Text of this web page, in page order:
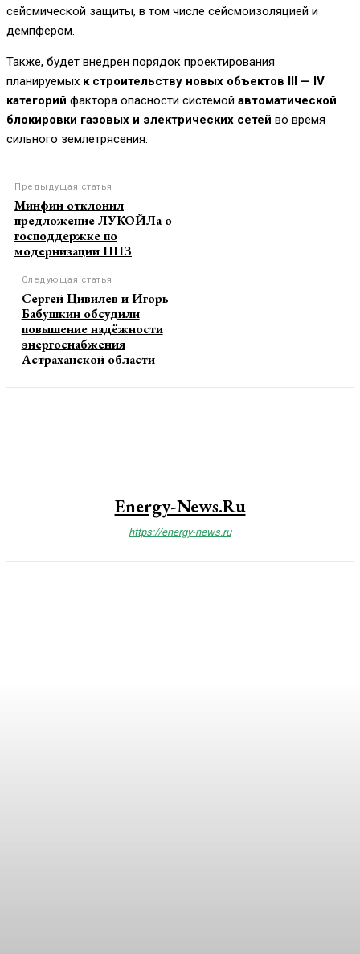
сейсмической защиты, в том числе сейсмоизоляцией и
демпфером.
Также, будет внедрен порядок проектирования
планируемых к строительству новых объектов III — IV
категорий фактора опасности системой автоматической
блокировки газовых и электрических сетей во время
сильного землетрясения.
Предыдущая статья
Минфин отклонил
предложение ЛУКОЙЛа о
господдержке по
модернизации НПЗ
Следующая статья
Сергей Цивилев и Игорь
Бабушкин обсудили
повышение надёжности
энергоснабжения
Астраханской области
Energy-News.ru
https://energy-news.ru